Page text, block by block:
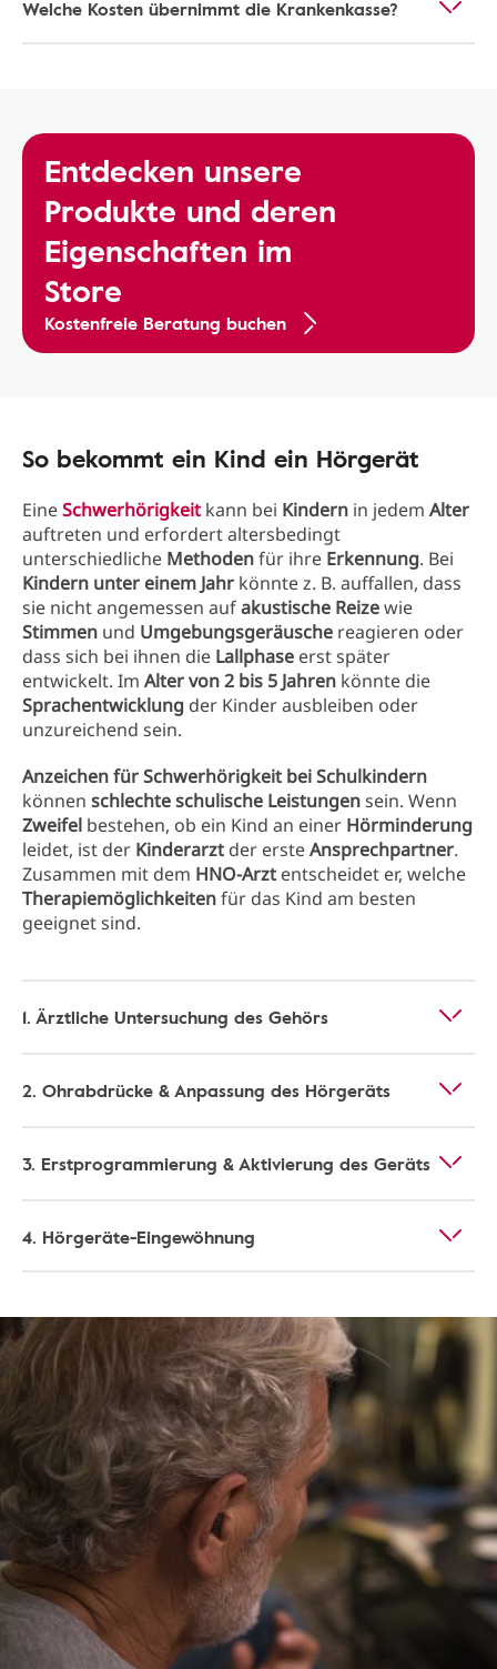
Welche Kosten übernimmt die Krankenkasse?
Entdecken unsere
Produkte und deren
Eigenschaften im
Store
Kostenfreie Beratung buchen
So bekommt ein Kind ein Hörgerät
EineSchwerhörigkeit kann bei Kindern in jedem Alter
auftreten und erfordert altersbedingt
unterschiedliche Methodenfür ihre Erkennung. Bei
Kindern unter einem Jahr könnte z. B. auffallen, dass
sie nicht angemessen aufakustische Reizewie
Stimmen und Umgebungsgeräusche reagieren oder
dass sich bei ihnen die Lallphase erst später
entwickelt. Im Alter von 2 bis 5 Jahren könnte die
Sprachentwicklung der Kinder ausbleiben oder
unzureichend sein.
Anzeichen für Schwerhörigkeit bei Schulkindern
können schlechte schulische Leistungensein. Wenn
Zweifel bestehen, ob ein Kind an einer Hörminderung
leidet, ist der Kinderarzt der ersteAnsprechpartner.
Zusammen mit dem HNO-Arzt entscheidet er, welche
Therapiemöglichkeitenfür das Kind am besten
geeignet sind.
1. Ärztliche Untersuchung des Gehörs
2. Ohrabdrücke & Anpassung des Hörgeräts
3. Erstprogrammierung & Aktivierung des Geräts
4. Hörgeräte-Eingewöhnung